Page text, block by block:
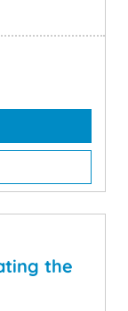
the